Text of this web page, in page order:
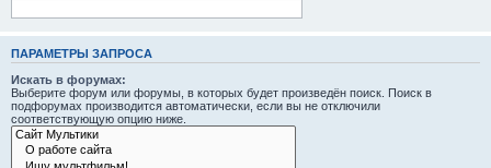
ПАРАМЕТРЫ ЗАПРОСА
Искать в форумах:
Выберите форум или форумы, в которых будет произведён поиск. Поиск в
подфорумах производится автоматически, если вы не отключили
соответствующую опцию ниже.